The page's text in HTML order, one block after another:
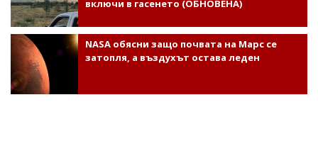
включи в гасенето (ОБНОВЕНА)
NASA обясни защо почвата на Марс се
затопля, а въздухът остава леден